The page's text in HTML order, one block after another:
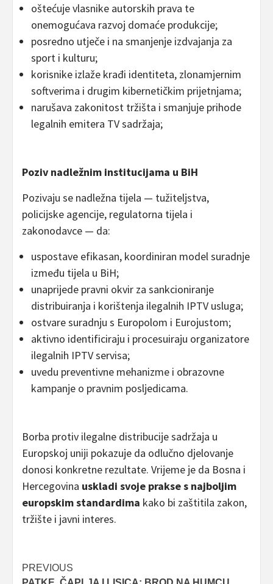
oštećuje vlasnike autorskih prava te
onemogućava razvoj domaće produkcije;
posredno utječe i na smanjenje izdvajanja za
sport i kulturu;
korisnike izlaže krađi identiteta, zlonamjernim
softverima i drugim kibernetičkim prijetnjama;
narušava zakonitost tržišta i smanjuje prihode
legalnih emitera TV sadržaja;
Poziv nadležnim institucijama u BiH
Pozivaju se nadležna tijela — tužiteljstva,
policijske agencije, regulatorna tijela i
zakonodavce — da:
uspostave efikasan, koordiniran model suradnje
između tijela u BiH;
unaprijede pravni okvir za sankcioniranje
distribuiranja i korištenja ilegalnih IPTV usluga;
ostvare suradnju s Europolom i Eurojustom;
aktivno identificiraju i procesuiraju organizatore
ilegalnih IPTV servisa;
uvedu preventivne mehanizme i obrazovne
kampanje o pravnim posljedicama.
Borba protiv ilegalne distribucije sadržaja u
Europskoj uniji pokazuje da odlučno djelovanje
donosi konkretne rezultate. Vrijeme je da Bosna i
Hercegovina uskladi svoje prakse s najboljim
europskim standardima kako bi zaštitila zakon,
tržište i javni interes.
Post
PREVIOUS